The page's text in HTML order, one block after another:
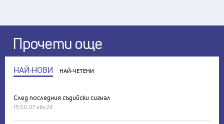
Прочети още
НАЙ-НОВИ НАЙ-ЧЕТЕНИ
След последния съдийски сигнал
15:00, 07 авг 26